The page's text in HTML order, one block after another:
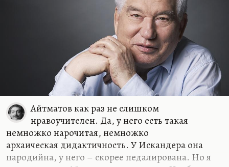
Айтматов как раз не слишком
нравоучителен. Да, у него есть такая
немножко нарочитая, немножко
архаическая дидактичность. У Искандера она
пародийна, у него – скорее педалирована. Но я